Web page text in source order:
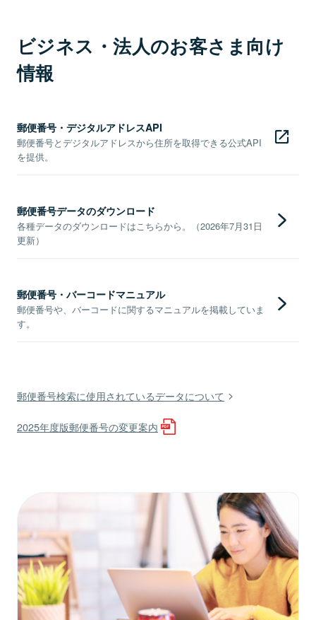
ビジネス・法人のお客さま向け
情報
郵便番号・デジタルアドレスAPI
郵便番号とデジタルアドレスから住所を取得できる公式API
を提供。
郵便番号データのダウンロード
各種データのダウンロードはこちらから。（2026年7月31日
更新）
郵便番号・バーコードマニュアル
郵便番号や、バーコードに関するマニュアルを掲載していま
す。
郵便番号検索に使用されているデータについて
2025年度版郵便番号の変更案内